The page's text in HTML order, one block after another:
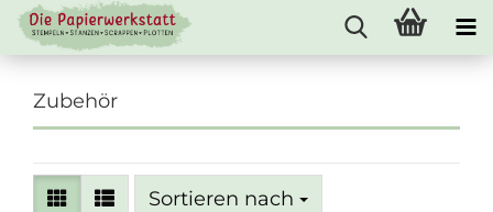
Zubehör
Sortieren nach
Sortieren nach